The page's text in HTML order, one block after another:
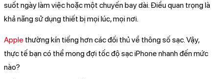
suốt ngày làm việc hoặc một chuyến bay dài. Điều quan trọng là
khả năng sử dụng thiết bị mọi lúc, mọi nơi.
Apple thường kín tiếng hơn các đối thủ về thông số sạc. Vậy,
thực tế bạn có thể mong đợi tốc độ sạc iPhone nhanh đến mức
nào?